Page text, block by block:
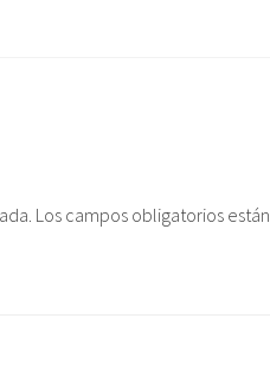
Los campos obligatorios están